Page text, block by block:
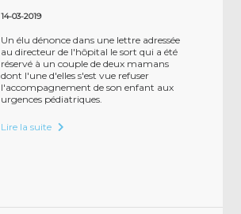
14-03-2019
Un élu dénonce dans une lettre adressée
au directeur de l'hôpital le sort qui a été
réservé à un couple de deux mamans
dont l'une d'elles s'est vue refuser
l'accompagnement de son enfant aux
urgences pédiatriques.
Lire la suite